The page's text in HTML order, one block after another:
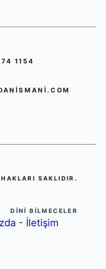
1154
SAKLIDIR.
DINI BILMECELER
- İletişim